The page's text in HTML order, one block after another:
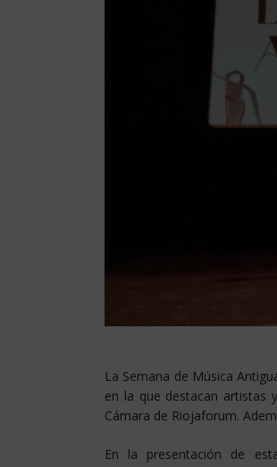
La Semana de Música
en la que destacan artistas
Cámara de Riojaforum.
En la presentación de